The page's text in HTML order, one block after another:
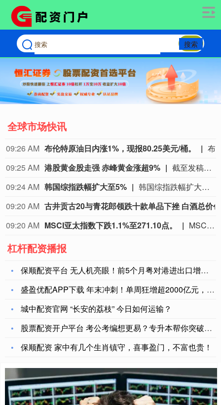
搜索
全球市场快讯
09:19 AM 台湾加权股价指数下跌1%至44,160.70点。
台湾加权股价指数下跌1%至44,160.70点。
09:16 AM 壹连科技：对BE的订单与出货量环比持续增长
09:15 AM 人民币兑美元中间价报6.7895，较上日调低6点
09:15 AM 人民币兑美元中间价报6.7895元。
人民币兑美元中间价报6.7895元。
09:15 AM
杠杆配资播报
保顺配资平台 无人机亮眼！前5个月粤对港进出口增长7.8%
盛盈优配APP下载 年末冲刺！单周狂增超2000亿元，ETF
城中配资官网 “长安的荔枝” 今日如何运输？
股票配资开户平台 考公考编想更易？专升本帮你突破岗位限制
保顺配资 家中有几个生肖镇守，喜事盈门，不富也贵！